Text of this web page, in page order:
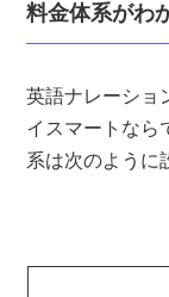
料金体系がわ
英語ナレーショ
イスマートなら
系は次のように